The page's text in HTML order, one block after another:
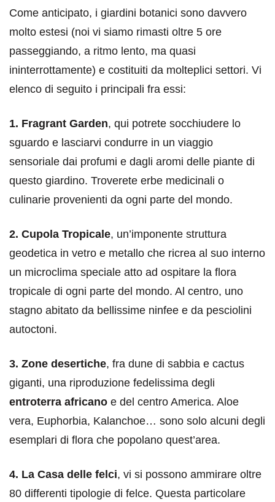
Come anticipato, i giardini botanici sono davvero
molto estesi (noi vi siamo rimasti oltre 5 ore
passeggiando, a ritmo lento, ma quasi
ininterrottamente) e costituiti da molteplici settori. Vi
elenco di seguito i principali fra essi:
1. Fragrant Garden, qui potrete socchiudere lo
sguardo e lasciarvi condurre in un viaggio
sensoriale dai profumi e dagli aromi delle piante di
questo giardino. Troverete erbe medicinali o
culinarie provenienti da ogni parte del mondo.
2. Cupola Tropicale, un’imponente struttura
geodetica in vetro e metallo che ricrea al suo interno
un microclima speciale atto ad ospitare la flora
tropicale di ogni parte del mondo. Al centro, uno
stagno abitato da bellissime ninfee e da pesciolini
autoctoni.
3. Zone desertiche, fra dune di sabbia e cactus
giganti, una riproduzione fedelissima degli
entroterra africano e del centro America. Aloe
vera, Euphorbia, Kalanchoe… sono solo alcuni degli
esemplari di flora che popolano quest’area.
4. La Casa delle felci, vi si possono ammirare oltre
80 differenti tipologie di felce. Questa particolare